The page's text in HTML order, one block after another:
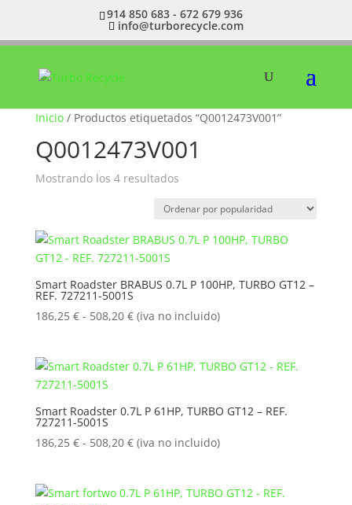
914 850 683 - 672 679 936
info@turborecycle.com
Inicio/ Productos etiquetados “Q0012473V001”
Q0012473V001
Mostrando los 4 resultadosOrdenado
popularidad
Smart Roadster BRABUS 0.7L P 100HP, TURBO GT12 –
REF. 727211-5001S
186,25 € - 508,20 €Rango
desde
hasta
(iva no incluido)
Smart Roadster 0.7L P 61HP, TURBO GT12 – REF.
727211-5001S
186,25 € - 508,20 €Rango
desde
(iva no incluido)